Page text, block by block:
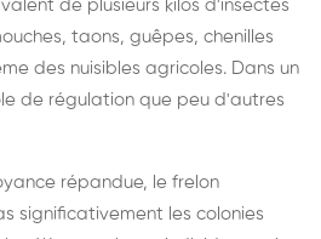
de plusieurs kilos d'insectes
taons, guêpes, chenilles
des nuisibles agricoles. Dans un
de régulation que peu d'autres
répandue, le frelon
significativement les colonies